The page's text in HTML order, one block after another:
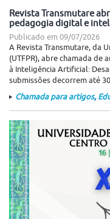
Revista Transmutare
pedagogia digital e
Publicado em 09/07/2026
A Revista Transmutare, da
(UTFPR), abre chamada
à Inteligência Artificial:
submissões decorrem até
Chamada para artigos,